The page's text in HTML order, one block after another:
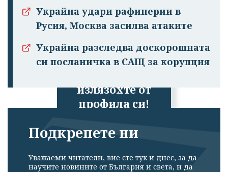
излязохте от
профила си!
Украйна удари рафинерии в
Русия, Москва засилва атаките
Украйна разследва доскорошната
си посланичка в САЩ за корупция
Подкрепете ни
Уважаеми читатели, вие сте тук и днес, за да
научите новините от България и света, и да